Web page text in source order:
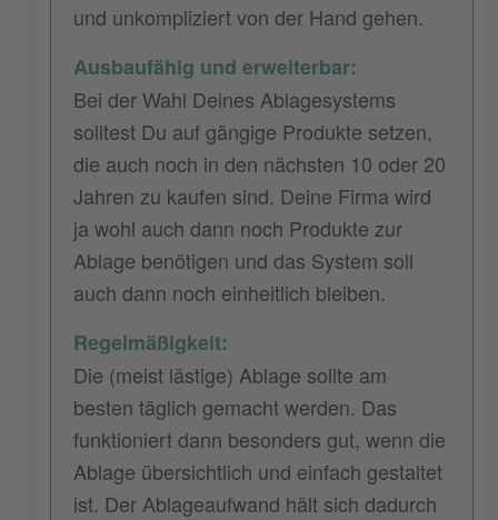
und unkompliziert von der Hand gehen.
Ausbaufähig und erweiterbar:
Bei der Wahl Deines Ablagesystems
solltest Du auf gängige Produkte setzen,
die auch noch in den nächsten 10 oder 20
Jahren zu kaufen sind. Deine Firma wird
ja wohl auch dann noch Produkte zur
Ablage benötigen und das System soll
auch dann noch einheitlich bleiben.
Regelmäßigkeit:
Die (meist lästige) Ablage sollte am
besten täglich gemacht werden. Das
funktioniert dann besonders gut, wenn die
Ablage übersichtlich und einfach gestaltet
ist. Der Ablageaufwand hält sich dadurch